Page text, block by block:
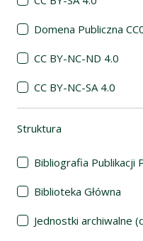
Domena Publiczna
CC BY-NC-ND 4.0
CC BY-NC-SA 4.0
Struktura
Bibliografia Publikacji
Biblioteka Główna
Jednostki archiwalne